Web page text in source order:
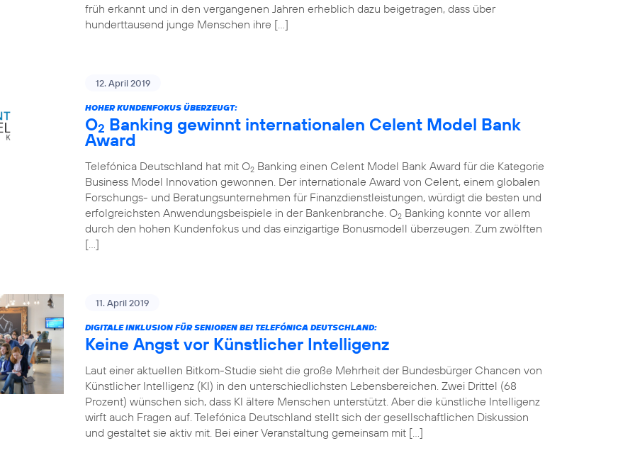
früh erkannt und in den vergangenen Jahren erheblich dazu beigetragen, dass über
hunderttausend junge Menschen ihre […]
12. April 2019
HOHER KUNDENFOKUS ÜBERZEUGT:
O2 Banking gewinnt internationalen Celent Model Bank
Award
Telefónica Deutschland hat mit O2 Banking einen Celent Model Bank Award für die Kategorie
Business Model Innovation gewonnen. Der internationale Award von Celent, einem globalen
Forschungs- und Beratungsunternehmen für Finanzdienstleistungen, würdigt die besten und
erfolgreichsten Anwendungsbeispiele in der Bankenbranche. O2 Banking konnte vor allem
durch den hohen Kundenfokus und das einzigartige Bonusmodell überzeugen. Zum zwölften
[…]
11. April 2019
DIGITALE INKLUSION FÜR SENIOREN BEI TELEFÓNICA DEUTSCHLAND:
Keine Angst vor Künstlicher Intelligenz
Laut einer aktuellen Bitkom-Studie sieht die große Mehrheit der Bundesbürger Chancen von
Künstlicher Intelligenz (KI) in den unterschiedlichsten Lebensbereichen. Zwei Drittel (68
Prozent) wünschen sich, dass KI ältere Menschen unterstützt. Aber die künstliche Intelligenz
wirft auch Fragen auf. Telefónica Deutschland stellt sich der gesellschaftlichen Diskussion
und gestaltet sie aktiv mit. Bei einer Veranstaltung gemeinsam mit […]